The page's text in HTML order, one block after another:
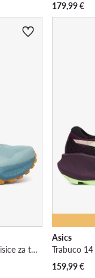
179,99€
Gel-Sonoma 8 1012B771 · Tenisice za trčanje
Asics
159,99€